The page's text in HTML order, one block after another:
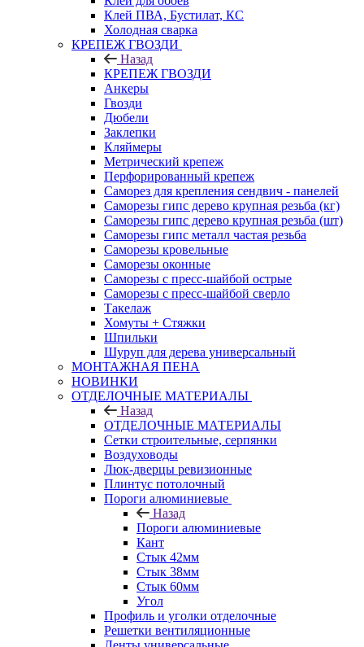
Клей ПВА, Бустилат, КС
Холодная сварка
КРЕПЕЖ ГВОЗДИ
Назад
КРЕПЕЖ ГВОЗДИ
Анкеры
Гвозди
Дюбели
Заклепки
Кляймеры
Метрический крепеж
Перфорированный крепеж
Саморез для крепления сендвич - панелей
Саморезы гипс дерево крупная резьба (кг)
Саморезы гипс дерево крупная резьба (шт)
Саморезы гипс металл частая резьба
Саморезы кровельные
Саморезы оконные
Саморезы с пресс-шайбой острые
Саморезы с пресс-шайбой сверло
Такелаж
Хомуты + Стяжки
Шпильки
Шуруп для дерева универсальный
МОНТАЖНАЯ ПЕНА
НОВИНКИ
ОТДЕЛОЧНЫЕ МАТЕРИАЛЫ
Назад
ОТДЕЛОЧНЫЕ МАТЕРИАЛЫ
Сетки строительные, серпянки
Воздуховоды
Люк-дверцы ревизионные
Плинтус потолочный
Пороги алюминиевые
Назад
Пороги алюминиевые
Кант
Стык 42мм
Стык 38мм
Стык 60мм
Угол
Профиль и уголки отделочные
Решетки вентиляционные